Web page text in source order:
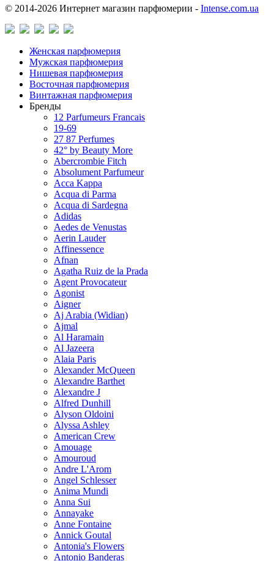
© 2014-2026 Интернет магазин парфюмерии - Intense.com.ua
Женская парфюмерия
Мужская парфюмерия
Нишевая парфюмерия
Восточная парфюмерия
Винтажная парфюмерия
Бренды
12 Parfumeurs Francais
19-69
27 87 Perfumes
42° by Beauty More
Abercrombie Fitch
Absolument Parfumeur
Acca Kappa
Acqua di Parma
Acqua di Sardegna
Adidas
Aedes de Venustas
Aerin Lauder
Affinessence
Afnan
Agatha Ruiz de la Prada
Agent Provocateur
Agonist
Aigner
Aj Arabia (Widian)
Ajmal
Al Haramain
Al Jazeera
Alaia Paris
Alexander McQueen
Alexandre Barthet
Alexandre J
Alfred Dunhill
Alyson Oldoini
Alyssa Ashley
American Crew
Amouage
Amouroud
Andre L'Arom
Angel Schlesser
Anima Mundi
Anna Sui
Annayake
Anne Fontaine
Annick Goutal
Antonia's Flowers
Antonio Banderas